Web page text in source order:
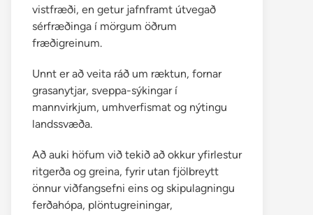
vistfræði, en getur jafnframt útvegað
sérfræðinga í mörgum öðrum
fræðigreinum.
Unnt er að veita ráð um ræktun, fornar
grasanytjar, sveppa-sýkingar í
mannvirkjum, umhverfismat og nýtingu
landssvæða.
Að auki höfum við tekið að okkur yfirlestur
ritgerða og greina, fyrir utan fjölbreytt
önnur viðfangsefni eins og skipulagningu
ferðahópa, plöntugreiningar,